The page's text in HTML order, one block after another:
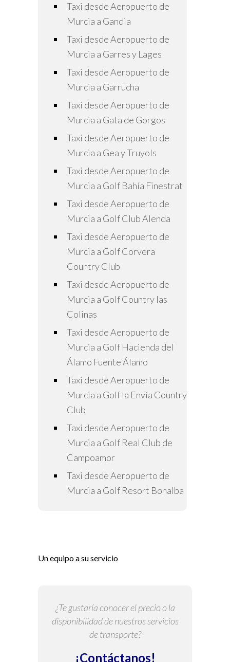
Taxi desde Aeropuerto de
Murcia a Gandia
Taxi desde Aeropuerto de
Murcia a Garres y Lages
Taxi desde Aeropuerto de
Murcia a Garrucha
Taxi desde Aeropuerto de
Murcia a Gata de Gorgos
Taxi desde Aeropuerto de
Murcia a Gea y Truyols
Taxi desde Aeropuerto de
Murcia a Golf Bahía Finestrat
Taxi desde Aeropuerto de
Murcia a Golf Club Alenda
Taxi desde Aeropuerto de
Murcia a Golf Corvera
Country Club
Taxi desde Aeropuerto de
Murcia a Golf Country las
Colinas
Taxi desde Aeropuerto de
Murcia a Golf Hacienda del
Álamo Fuente Álamo
Taxi desde Aeropuerto de
Murcia a Golf la Envía Country
Club
Taxi desde Aeropuerto de
Murcia a Golf Real Club de
Campoamor
Taxi desde Aeropuerto de
Murcia a Golf Resort Bonalba
Un equipo a su servicio
¿Te gustaría conocer el precio o la
disponibilidad de nuestros servicios
de transporte?
¡Contáctanos!